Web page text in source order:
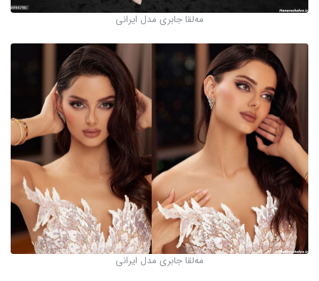
مه‌لقا جابری مدل ایرانی
مه‌لقا جابری مدل ایرانی